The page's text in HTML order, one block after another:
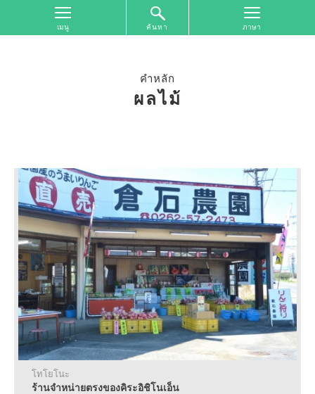
ค้นหา
การ
ท่อง
เที่ยว
ค้นหา
ตาม
รูป
แบบ
การ
ท่อง
เที่ยว
แนะนำ
สถาน
ที่พัก
คำหลัก
ผลไม้
โทโยโนะ
ร้านจำหน่ายตรงของคิระอิชิโนเอ็น